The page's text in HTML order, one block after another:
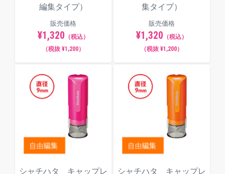
編集タイプ）
販売価格
¥1,320 （税込）
（税抜 ¥1,200）
集タイプ）
販売価格
¥1,320 （税込）
（税抜 ¥1,200）
シャチハタ キャップレ シャチハタ キャップレ